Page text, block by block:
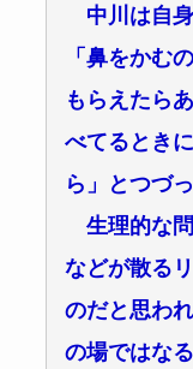
中川は自
「鼻をかむ
もらえたら
べてるとき
ら」とつづっ
生理的な
などが散る
のだと思わ
の場ではな